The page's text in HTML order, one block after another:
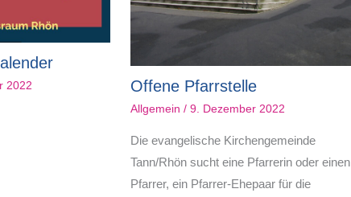
2022 Offene Pfarrstelle
Allgemein / 9. Dezember 2022
Die evangelische Kirchengemeinde
Tann/Rhön sucht eine Pfarrerin oder einen
Pfarrer, ein Pfarrer-Ehepaar für die